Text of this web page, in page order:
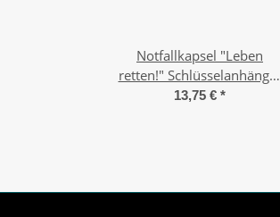
Notfallkapsel "Leben
retten!" Schlüsselanhänger
(Handschuh-Gr. L)
13,75 € *